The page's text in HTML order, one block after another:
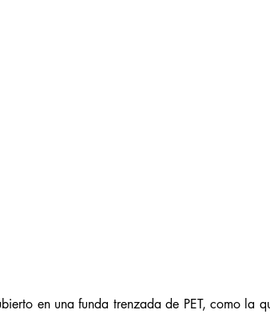
en una funda trenzada de PET, como la